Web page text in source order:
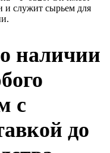
и служит сырьем для
наличии
с
до